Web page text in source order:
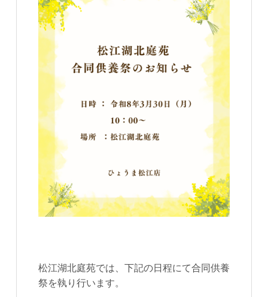
松江湖北庭苑では、下記の日程にて合同供養
祭を執り行います。